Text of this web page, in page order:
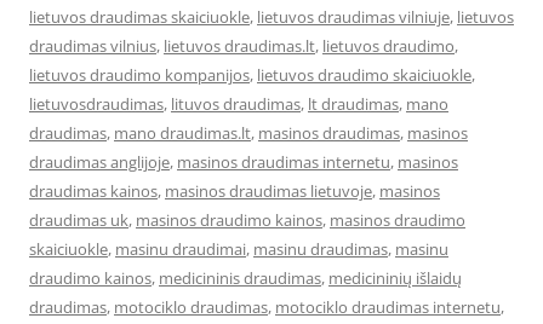
lietuvos draudimas skaiciuokle, lietuvos draudimas vilniuje, lietuvos
draudimas vilnius, lietuvos draudimas.lt, lietuvos draudimo,
lietuvos draudimo kompanijos, lietuvos draudimo skaiciuokle,
lietuvosdraudimas, lituvos draudimas, lt draudimas, mano
draudimas, mano draudimas.lt, masinos draudimas, masinos
draudimas anglijoje, masinos draudimas internetu, masinos
draudimas kainos, masinos draudimas lietuvoje, masinos
draudimas uk, masinos draudimo kainos, masinos draudimo
skaiciuokle, masinu draudimai, masinu draudimas, masinu
draudimo kainos, medicininis draudimas, medicininių išlaidų
draudimas, motociklo draudimas, motociklo draudimas internetu,